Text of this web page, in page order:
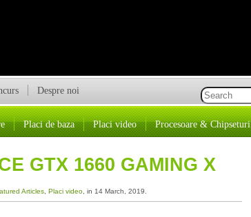
Despre noi
Placi de baza Placi video Procesoare & Chipseturi
GTX 1660 GAMING X
Articles, Placi video, in 14 March, 2019.